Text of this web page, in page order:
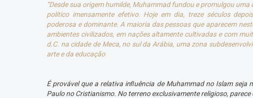
“Desde sua origem humilde, Muhammad fundou e promulgou
político imensamente efetivo. Hoje em dia, treze séculos
poderosa e dominante. A maioria das pessoas que aparecem
ambientes civilizados, em nações altamente cultivadas e com
d.C. na cidade de Meca, no sul da Arábia, uma zona
arte e da educação
É provável que a relativa inﬂuência de Muhammad no Islam seja
Paulo no Cristianismo. No terreno exclusivamente religioso, parece